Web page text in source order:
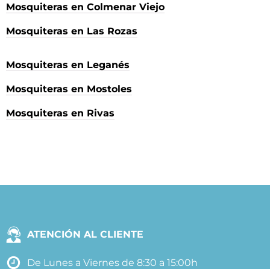
Mosquiteras en Colmenar Viejo
Mosquiteras en Las Rozas
Mosquiteras en Leganés
Mosquiteras en Mostoles
Mosquiteras en Rivas
ATENCIÓN AL CLIENTE
De Lunes a Viernes de 8:30 a 15:00h